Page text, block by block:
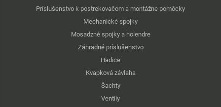
Príslušenstvo k postrekovačom a montážne pomôcky
Mechanické spojky
Mosadzné spojky a holendre
Záhradné príslušenstvo
Hadice
Kvapková závlaha
Šachty
Ventily